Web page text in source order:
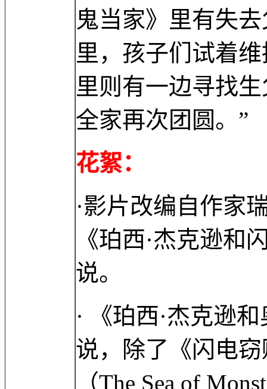
鬼当家》里有失
里，孩子们试着
里则有一边寻找
全家再次团圆。”
花絮：
·影片改编自作家
《珀西·杰克逊和
说。
· 《珀西·杰克逊
说，除了《闪电
（The Sea of